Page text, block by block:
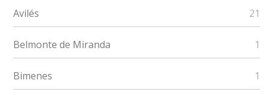
Avilés 21
Belmonte de Miranda 1
Bimenes 1